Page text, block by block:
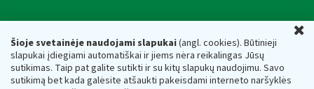
Šioje svetainėje naudojami slapukai(angl. cookies). Būtinieji
slapukai įdiegiami automatiškai ir jiems nėra reikalingas Jūsų
sutikimas. Taip pat galite sutikti ir su kitų slapukų naudojimu. Savo
sutikimą bet kada galėsite atšaukti pakeisdami interneto naršyklės
Respublikos finansų ministerijos
Biudžetinė įstaiga. Juridinio asmens kodas — 188659752,
adresas: Vasario 16-osios g. 14, 01107 Vilnius, Lietuva, el.paštas: